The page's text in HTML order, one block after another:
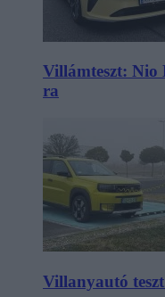
Villámteszt: Nio
ra
Villanyautó